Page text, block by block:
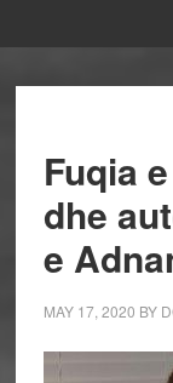
Fuqia
dhe
e
MAY 17, 2020 BY